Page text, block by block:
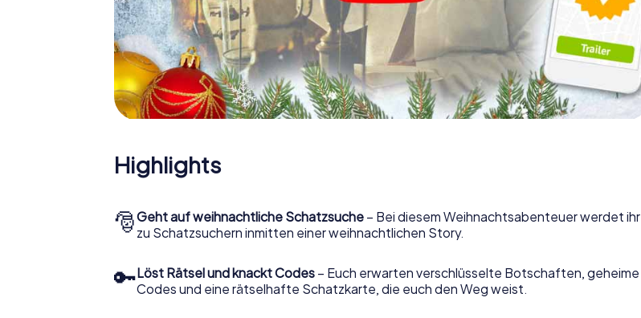
Highlights
🎅Geht auf weihnachtliche Schatzsuche – Bei diesem Weihnachtsabenteuer werdet ihr
zu Schatzsuchern inmitten einer weihnachtlichen Story.
🔑Löst Rätsel und knackt Codes – Euch erwarten verschlüsselte Botschaften, geheime
Codes und eine rätselhafte Schatzkarte, die euch den Weg weist.